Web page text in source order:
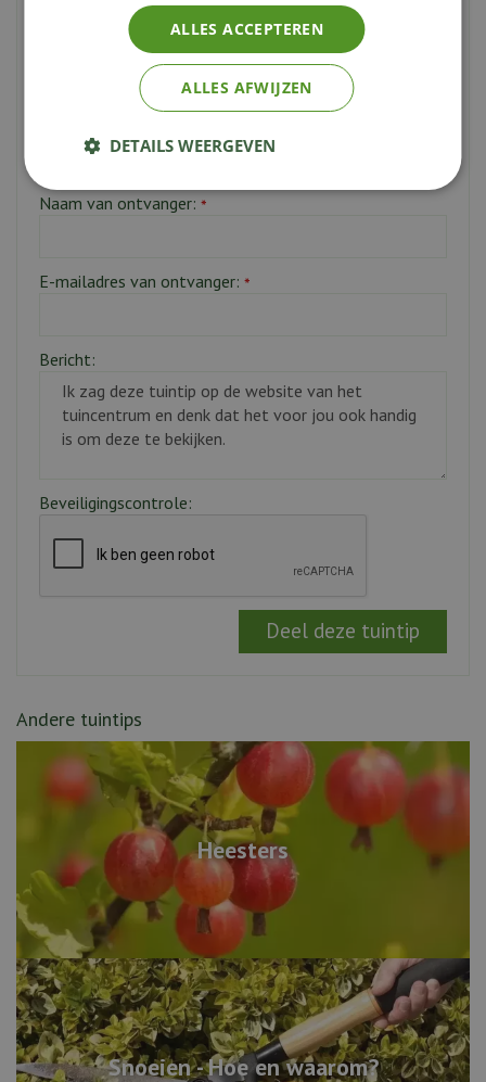
Naam van ontvanger: *
E-mailadres van ontvanger: *
Bericht:
Beveiligingscontrole:
Andere tuintips
Heesters
Snoeien - Hoe en waarom?
ALLES ACCEPTEREN
ALLES AFWIJZEN
DETAILS WEERGEVEN